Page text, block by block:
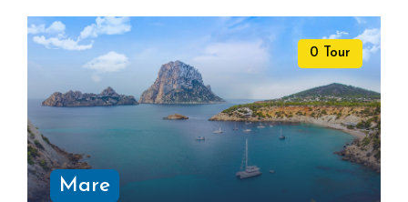
0 Tour
Mare